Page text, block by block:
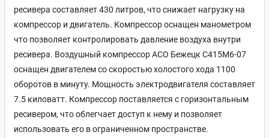
ресивера составляет 430 литров, что снижает нагрузку на
компрессор и двигатель. Компрессор оснащен манометром
что позволяет контролировать давление воздуха внутри
ресивера. Воздушный компрессор АСО Бежецк С415М6-07
оснащен двигателем со скоростью холостого хода 1100
оборотов в минуту. Мощность электродвигателя составляет
7.5 киловатт. Компрессор поставляется c горизонтальным
ресивером, что облегчает доступ к нему и позволяет
использовать его в ограниченном пространстве.